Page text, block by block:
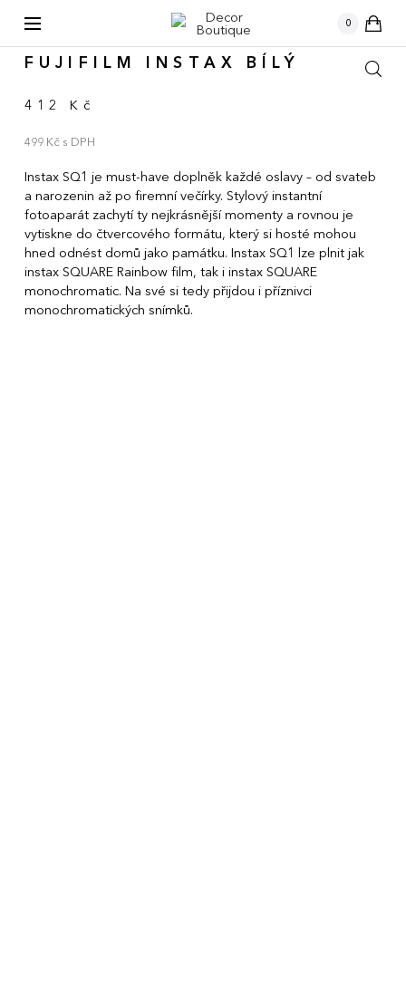
0kusů
KATALOG
FUJIFILM INSTAX BÍLÝ
412 Kč
499 Kč s DPH
Instax SQ1 je must-have doplněk každé oslavy – od svateb
a narozenin až po firemní večírky. Stylový instantní
fotoaparát zachytí ty nejkrásnější momenty a rovnou je
vytiskne do čtvercového formátu, který si hosté mohou
hned odnést domů jako památku. Instax SQ1 lze plnit jak
instax SQUARE Rainbow film, tak i instax SQUARE
monochromatic. Na své si tedy přijdou i příznivci
monochromatických snímků.